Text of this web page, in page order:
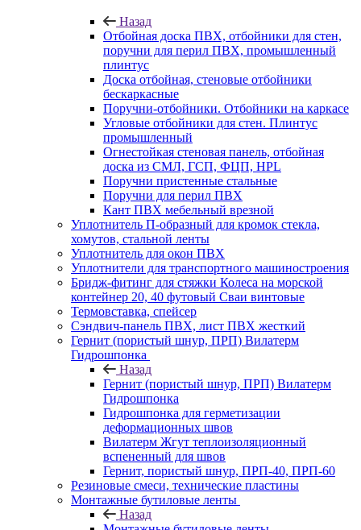
Назад
Отбойная доска ПВХ, отбойники для стен,
поручни для перил ПВХ, промышленный
плинтус
Доска отбойная, стеновые отбойники
бескаркасные
Поручни-отбойники. Отбойники на каркасе
Угловые отбойники для стен. Плинтус
промышленный
Огнестойкая стеновая панель, отбойная
доска из СМЛ, ГСП, ФЦП, HPL
Поручни пристенные стальные
Поручни для перил ПВХ
Кант ПВХ мебельный врезной
Уплотнитель П-образный для кромок стекла,
хомутов, стальной ленты
Уплотнитель для окон ПВХ
Уплотнители для транспортного машиностроения
Бридж-фитинг для стяжки Колеса на морской
контейнер 20, 40 футовый Сваи винтовые
Термовставка, спейсер
Сэндвич-панель ПВХ, лист ПВХ жесткий
Гернит (пористый шнур, ПРП) Вилатерм
Гидрошпонка
Назад
Гернит (пористый шнур, ПРП) Вилатерм
Гидрошпонка
Гидрошпонка для герметизации
деформационных швов
Вилатерм Жгут теплоизоляционный
вспененный для швов
Гернит, пористый шнур, ПРП-40, ПРП-60
Резиновые смеси, технические пластины
Монтажные бутиловые ленты
Назад